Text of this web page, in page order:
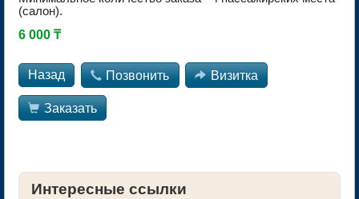
(салон).
6 000 ₸
Назад  Позвонить  Визитка
 Заказать
Интересные ссылки